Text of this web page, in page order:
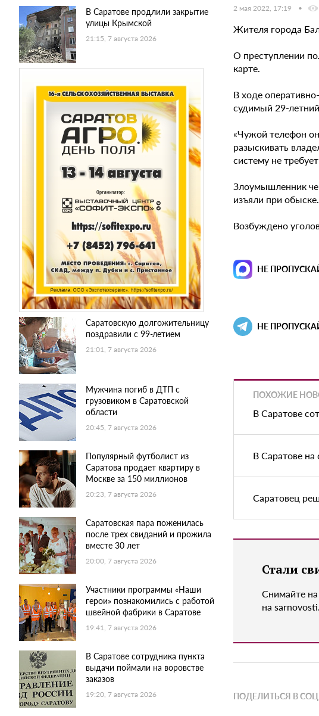
В Саратове продлили закрытие
улицы Крымской
21:15, 7 августа 2026
Саратовскую долгожительницу
поздравили с 99-летием
21:01, 7 августа 2026
Мужчина погиб в ДТП с
грузовиком в Саратовской
области
20:45, 7 августа 2026
Популярный футболист из
Саратова продает квартиру в
Москве за 150 миллионов
20:23, 7 августа 2026
Саратовская пара поженилась
после трех свиданий и прожила
вместе 30 лет
20:00, 7 августа 2026
Участники программы «Наши
герои» познакомились с работой
швейной фабрики в Саратове
19:41, 7 августа 2026
В Саратове сотрудника пункта
выдачи поймали на воровстве
заказов
19:20, 7 августа 2026
2 мая 2022, 17:19
Жителя города
О преступлении
карте.
В ходе
судимый 29-
«Чужой телефон
разыскивать
систему не
Злоумышленник
изъяли при обыске.
Возбуждено
НЕ
НЕ
ПОХОЖИЕ
В Саратове
В Саратове
Саратовец
Стали
Снимайте
на
ПОДЕЛИТЬСЯ В